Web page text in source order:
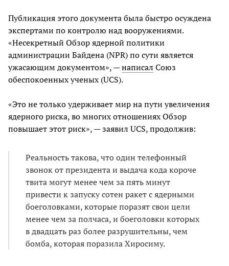
Публикация этого документа была быстро осуждена
экспертами по контролю над вооружениями.
«Несекретный Обзор ядерной политики
администрации Байдена (NPR) по сути является
ужасающим документом», —написал Союз
обеспокоенных ученых (UCS).
«Это не только удерживает мир на пути увеличения
ядерного риска, во многих отношениях Обзор
повышает этот риск», — заявил UCS, продолжив:
Реальность такова, что один телефонный
звонок от президента и выдача кода короче
твита могут менее чем за пять минут
привести к запуску сотен ракет с ядерными
боеголовками, которые поразят свои цели
менее чем за полчаса, и боеголовки которых
в двадцать раз более разрушительны, чем
бомба, которая поразила Хиросиму.